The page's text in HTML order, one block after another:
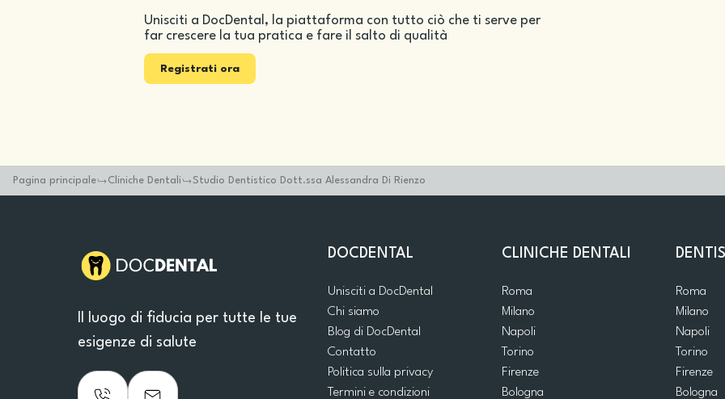
Unisciti a DocDental, la piattaforma con tutto ciò che ti serve per
far crescere la tua pratica e fare il salto di qualità
Registrati ora
Pagina principale Cliniche Dentali Studio Dentistico Dott.ssa Alessandra Di Rienzo
Il luogo di fiducia per tutte le tue
esigenze di salute
DOCDENTAL
Unisciti a DocDental
Chi siamo
Blog di DocDental
Contatto
Politica sulla privacy
Termini e condizioni
CLINICHE DENTALI
Roma
Milano
Napoli
Torino
Firenze
Bologna
Roma
Milano
Napoli
Torino
Firenze
Bologna